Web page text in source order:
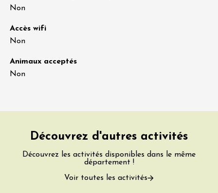
Non
Accès wifi
Non
Animaux acceptés
Non
Découvrez d'autres activités
Découvrez les activités disponibles dans le même
département !
Voir toutes les activités